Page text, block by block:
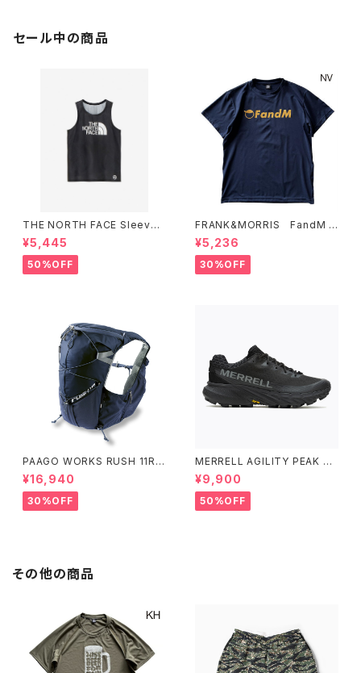
セール中の商品
THE NORTH FACE Sleevel
ess Hypervent Crew WOM
EN'S ブラック
¥5,445
50%OFF
FRANK&MORRIS FandM T
ee NV
¥5,236
30%OFF
PAAGO WORKS RUSH 11R A
LPINE BLUE
¥16,940
30%OFF
MERRELL AGILITY PEAK 5
アジリティー ピーク 5［ウィメン
ズ］ BLACK/BLACK ブラック/
ブラック
¥9,900
50%OFF
その他の商品